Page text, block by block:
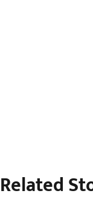
Related